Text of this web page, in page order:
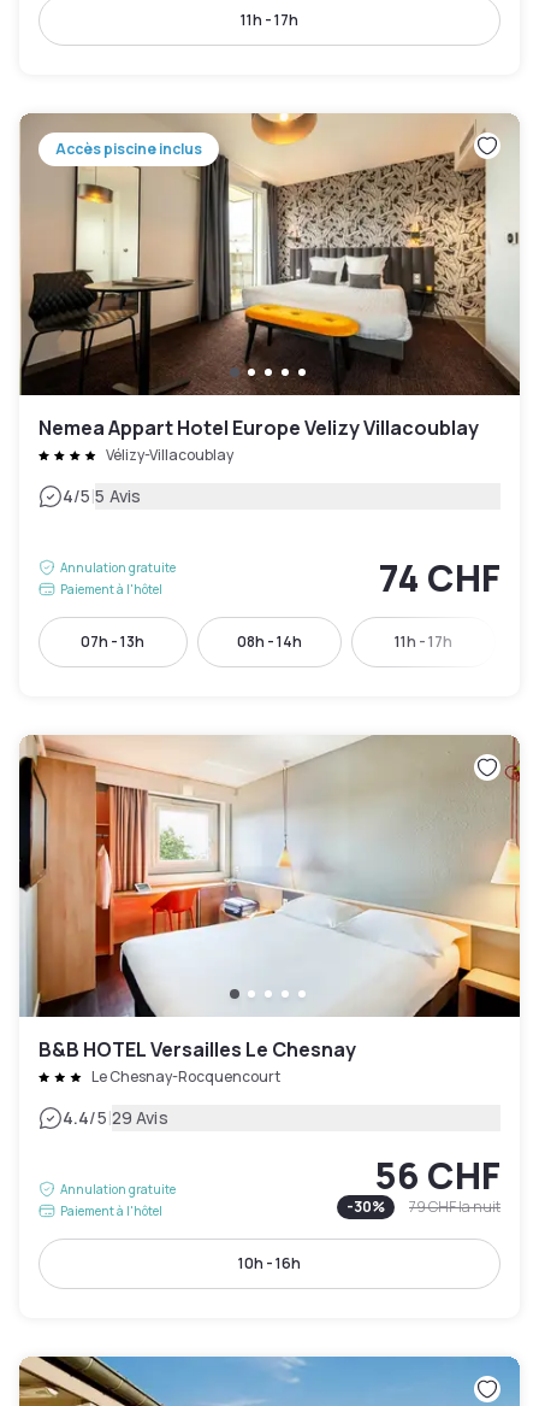
11h - 17h
Accès piscine inclus
Nemea Appart Hotel Europe Velizy Villacoublay
Vélizy-Villacoublay
4/5|5 Avis
Annulation gratuite
Paiement à l'hôtel
74 CHF
07h - 13h 08h - 14h 11h - 17h
B&B HOTEL Versailles Le Chesnay
Le Chesnay-Rocquencourt
4.4/5|29 Avis
Annulation gratuite
Paiement à l'hôtel
56 CHF
-30% 79 CHFla nuit
10h - 16h